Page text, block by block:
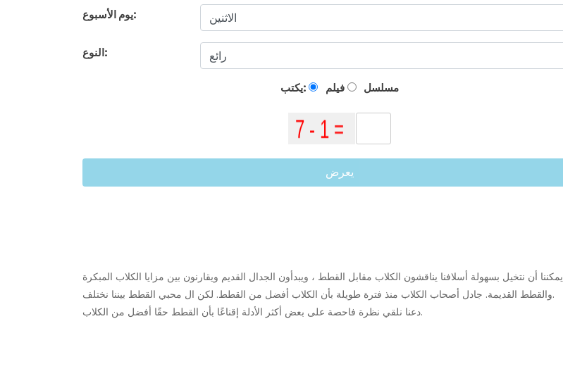
يوم الأسبوع:
النوع:
يكتب: فيلم مسلسل
يعرض
يمكننا أن نتخيل بسهولة أسلافنا يناقشون الكلاب مقابل القطط ، ويبدأون الجدال القديم ويقارنون بين مزايا الكلاب المبكرة
والقطط القديمة. جادل أصحاب الكلاب منذ فترة طويلة بأن الكلاب أفضل من القطط. لكن ال محبي القطط بيننا نختلف.
دعنا نلقي نظرة فاحصة على بعض أكثر الأدلة إقناعًا بأن القطط حقًا أفضل من الكلاب.